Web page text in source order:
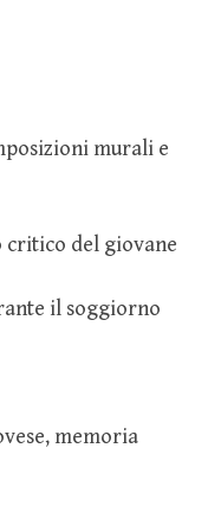
murali e
critico del giovane
il soggiorno
memoria